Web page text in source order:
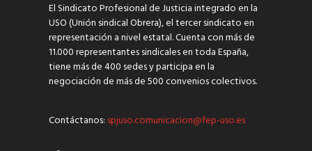
El Sindicato Profesional de Justicia integrado en la
USO (Unión sindical Obrera), el tercer sindicato en
representación a nivel estatal. Cuenta con más de
11.000 representantes sindicales en toda España,
tiene más de 400 sedes y participa en la
negociación de más de 500 convenios colectivos.
Contáctanos: spjuso.comunicacion@fep-uso.es